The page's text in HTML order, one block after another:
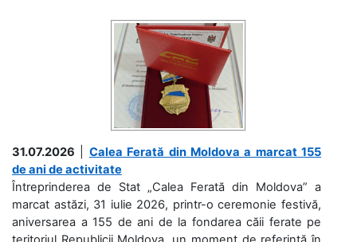
31.07.2026
Calea Ferată din Moldova a marcat 155
de ani de activitate
Întreprinderea de Stat „Calea Ferată din Moldova” a
marcat astăzi, 31 iulie 2026, printr-o ceremonie festivă,
aniversarea a 155 de ani de la fondarea căii ferate pe